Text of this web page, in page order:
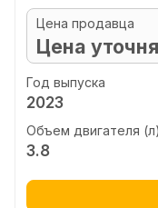
Цена продавца
Цена
Год выпуска
2023
Объем двигателя (л)
3.8